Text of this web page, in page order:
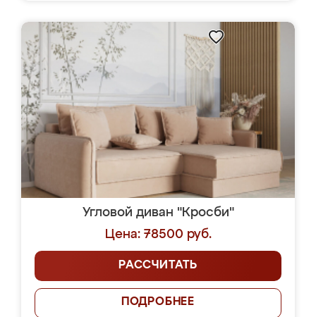
Угловой диван "Кросби"
Цена: 78500 руб.
РАССЧИТАТЬ
ПОДРОБНЕЕ